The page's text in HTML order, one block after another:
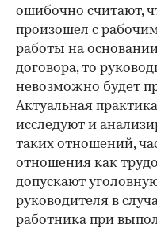
ошибочно считают,
произошел с
работы на
договора, то
невозможно будет
Актуальная
исследуют и
таких отношений,
отношения как
допускают
руководителя в
работника при